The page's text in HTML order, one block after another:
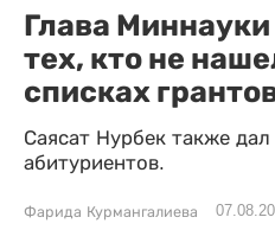
Глава
тех, кто не
списках
Саясат Нурбек также
абитуриентов.
Фарида Курмангалиева